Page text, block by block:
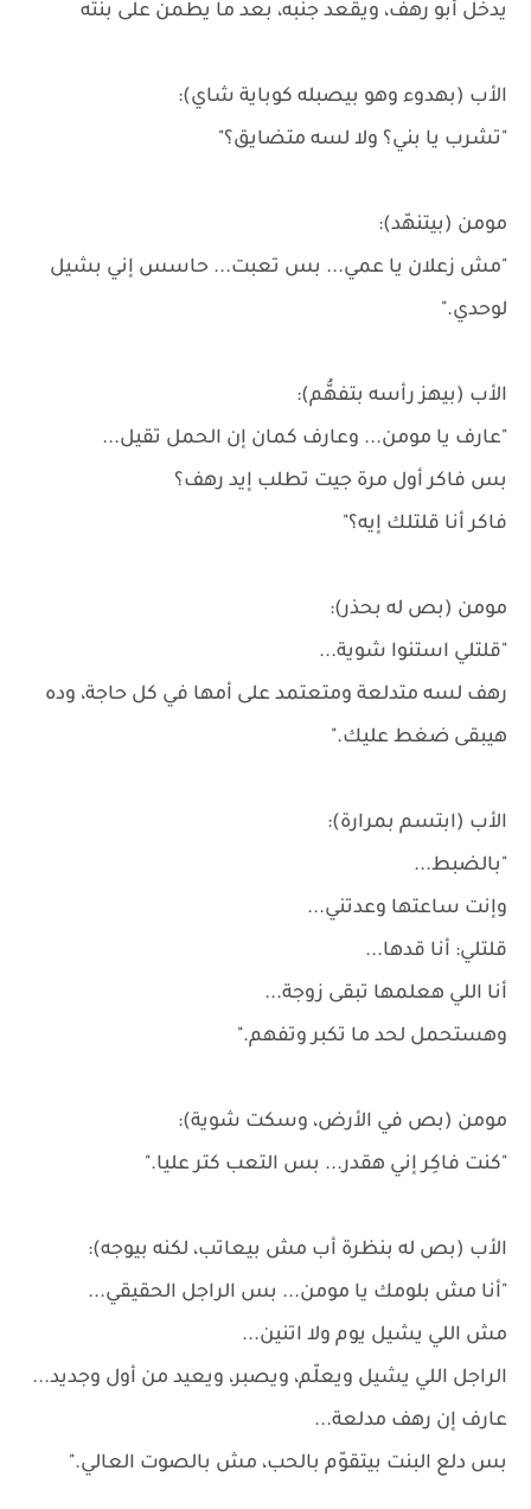
يدخل أبو رهف، ويقعد جنبه، بعد ما يطمن على بنته
الأب (بهدوء وهو بيصبله كوباية شاي):
"تشرب يا بني؟ ولا لسه متضايق؟"
مومن (بيتنهّد):
"مش زعلان يا عمي... بس تعبت... حاسس إني بشيل
لوحدي."
الأب (بيهز رأسه بتفهُّم):
"عارف يا مومن... وعارف كمان إن الحمل تقيل...
بس فاكر أول مرة جيت تطلب إيد رهف؟
فاكر أنا قلتلك إيه؟"
مومن (بص له بحذر):
"قلتلي استنوا شوية...
رهف لسه متدلعة ومتعتمد على أمها في كل حاجة، وده
هيبقى ضغط عليك."
الأب (ابتسم بمرارة):
"بالضبط...
وإنت ساعتها وعدتني...
قلتلي: أنا قدها...
أنا اللي هعلمها تبقى زوجة...
وهستحمل لحد ما تكبر وتفهم."
مومن (بص في الأرض، وسكت شوية):
"كنت فاكِر إني هقدر... بس التعب كتر عليا."
الأب (بص له بنظرة أب مش بيعاتب، لكنه بيوجه):
"أنا مش بلومك يا مومن... بس الراجل الحقيقي...
مش اللي يشيل يوم ولا اتنين...
الراجل اللي يشيل ويعلّم، ويصبر، ويعيد من أول وجديد...
عارف إن رهف مدلعة...
بس دلع البنت بيتقوّم بالحب، مش بالصوت العالي."